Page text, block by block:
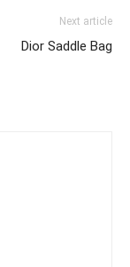
Next article
Dior Saddle Bag